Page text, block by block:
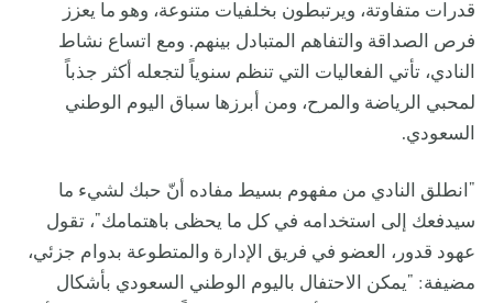
قدرات متفاوتة، ويرتبطون بخلفيات متنوعة، وهو ما يعزز
فرص الصداقة والتفاهم المتبادل بينهم. ومع اتساع نشاط
النادي، تأتي الفعاليات التي تنظم سنوياً لتجعله أكثر جذباً
لمحبي الرياضة والمرح، ومن أبرزها سباق اليوم الوطني
السعودي.
"انطلق النادي من مفهوم بسيط مفاده أنّ حبك لشيء ما
سيدفعك إلى استخدامه في كل ما يحظى باهتمامك"، تقول
عهود قدور، العضو في فريق الإدارة والمتطوعة بدوام جزئي،
مضيفة: "يمكن الاحتفال باليوم الوطني السعودي بأشكال